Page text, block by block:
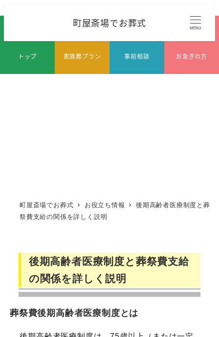
町屋斎場でお葬式 MENU
町屋斎場でお葬式 お役立ち情報
後期高齢者医療制度と葬
祭費支給の関係を詳しく説明
トップ 家族葬プラン 事前相談 お急ぎの方
後期高齢者医療制度と葬祭費支給
の関係を詳しく説明
葬祭費後期高齢者医療制度とは